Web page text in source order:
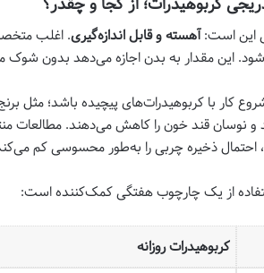
این است:آهسته و قابل اندازه‌گیری
این مقدار به بدن اجازه می‌دهد بدون شوک
کار با کربوهیدرات‌های پیچیده باشد؛ مثل
احتمال ذخیره چربی را به‌طور محسوسی کم
از یک چارچوب هفتگی کمک‌کننده است:
کربوهیدرات روزانه